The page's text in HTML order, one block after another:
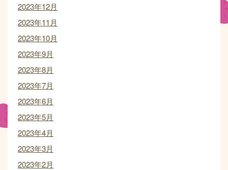
2023年12月
2023年11月
2023年10月
2023年9月
2023年8月
2023年7月
2023年6月
2023年5月
2023年4月
2023年3月
2023年2月